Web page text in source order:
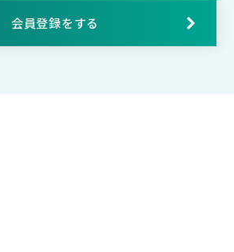
会員登録をする